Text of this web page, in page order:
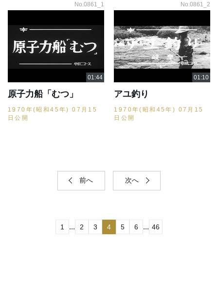
No.0861_1
原子力船「むつ」
1970年(昭和45年) 07月15
日公開
No.0861_2
アユ釣り
1970年(昭和45年) 07月15
日公開
前へ 次へ
1 ... 2 3 4 5 6 ... 46